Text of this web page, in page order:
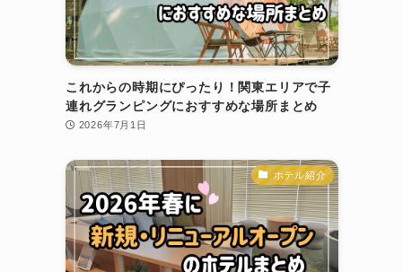
これからの時期にぴったり！関東エリアで子
連れグランピングにおすすめな場所まとめ
2026年7月1日
ホテル紹介